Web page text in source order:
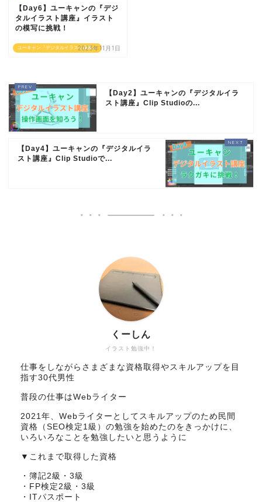
ユーキャン『デジタルイラスト講座』
【Day6】ユーキャンの『デジ
タルイラスト講座』イラスト
の模写に挑戦！
2023年11月1日
【Day2】ユーキャンの『デジタルイラ
スト講座』Clip Studioの...
【Day4】ユーキャンの『デジタルイラ
スト講座』Clip Studioで...
イラスト勉強中！
くーしん
仕事をしながらさまざまな資格取得やスキルアップを目
指す30代男性
普段の仕事はWebライター
2021年、Webライターとしてスキルアップのため民間
資格（SEO検定1級）の勉強を始めたのをきっかけに、
いろいろなことを勉強したいと思うように
▼これまで取得した資格
・簿記2級・3級
・FP検定2級・3級
・ITパスポート